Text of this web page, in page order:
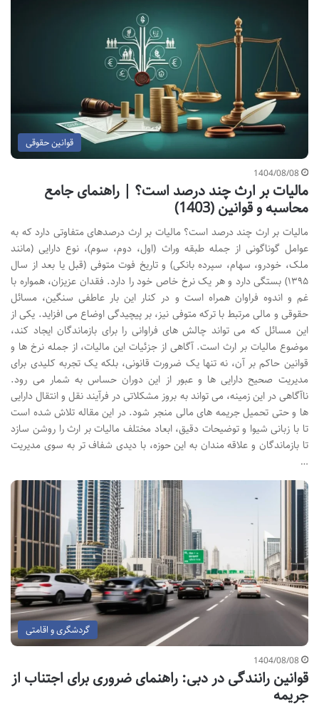
قوانین حقوقی
1404/08/08
مالیات بر ارث چند درصد است؟ | راهنمای جامع
محاسبه و قوانین (1403)
مالیات بر ارث چند درصد است؟ مالیات بر ارث درصدهای متفاوتی دارد که به
عوامل گوناگونی از جمله طبقه وراث (اول، دوم، سوم)، نوع دارایی (مانند
ملک، خودرو، سهام، سپرده بانکی) و تاریخ فوت متوفی (قبل یا بعد از سال
۱۳۹۵) بستگی دارد و هر یک نرخ خاص خود را دارد. فقدان عزیزان، همواره با
غم و اندوه فراوان همراه است و در کنار این بار عاطفی سنگین، مسائل
حقوقی و مالی مرتبط با ترکه متوفی نیز، بر پیچیدگی اوضاع می افزاید. یکی از
این مسائل که می تواند چالش های فراوانی را برای بازماندگان ایجاد کند،
موضوع مالیات بر ارث است. آگاهی از جزئیات این مالیات، از جمله نرخ ها و
قوانین حاکم بر آن، نه تنها یک ضرورت قانونی، بلکه یک تجربه کلیدی برای
مدیریت صحیح دارایی ها و عبور از این دوران حساس به شمار می رود.
ناآگاهی در این زمینه، می تواند به بروز مشکلاتی در فرآیند نقل و انتقال دارایی
ها و حتی تحمیل جریمه های مالی منجر شود. در این مقاله تلاش شده است
تا با زبانی شیوا و توضیحات دقیق، ابعاد مختلف مالیات بر ارث را روشن سازد
تا بازماندگان و علاقه مندان به این حوزه، با دیدی شفاف تر به سوی مدیریت
…
گردشگری و اقامتی
1404/08/08
قوانین رانندگی در دبی: راهنمای ضروری برای اجتناب از
جریمه